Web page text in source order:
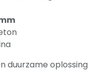
duurzame oplossing